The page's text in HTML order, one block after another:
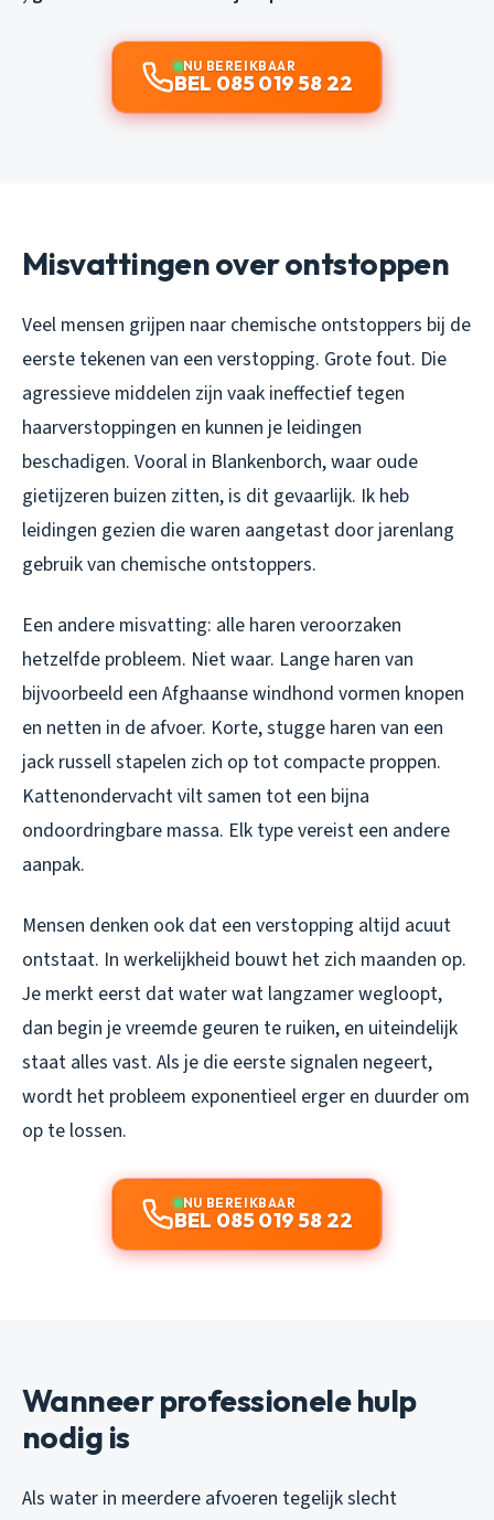
NU BEREIKBAAR
BEL 085 019 58 22
Misvattingen over ontstoppen
Veel mensen grijpen naar chemische ontstoppers bij de
eerste tekenen van een verstopping. Grote fout. Die
agressieve middelen zijn vaak ineffectief tegen
haarverstoppingen en kunnen je leidingen
beschadigen. Vooral in Blankenborch, waar oude
gietijzeren buizen zitten, is dit gevaarlijk. Ik heb
leidingen gezien die waren aangetast door jarenlang
gebruik van chemische ontstoppers.
Een andere misvatting: alle haren veroorzaken
hetzelfde probleem. Niet waar. Lange haren van
bijvoorbeeld een Afghaanse windhond vormen knopen
en netten in de afvoer. Korte, stugge haren van een
jack russell stapelen zich op tot compacte proppen.
Kattenondervacht vilt samen tot een bijna
ondoordringbare massa. Elk type vereist een andere
aanpak.
Mensen denken ook dat een verstopping altijd acuut
ontstaat. In werkelijkheid bouwt het zich maanden op.
Je merkt eerst dat water wat langzamer wegloopt,
dan begin je vreemde geuren te ruiken, en uiteindelijk
staat alles vast. Als je die eerste signalen negeert,
wordt het probleem exponentieel erger en duurder om
op te lossen.
NU BEREIKBAAR
BEL 085 019 58 22
Wanneer professionele hulp
nodig is
Als water in meerdere afvoeren tegelijk slecht